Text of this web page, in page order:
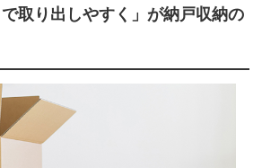
で取り出しやすく」が納戸収納の